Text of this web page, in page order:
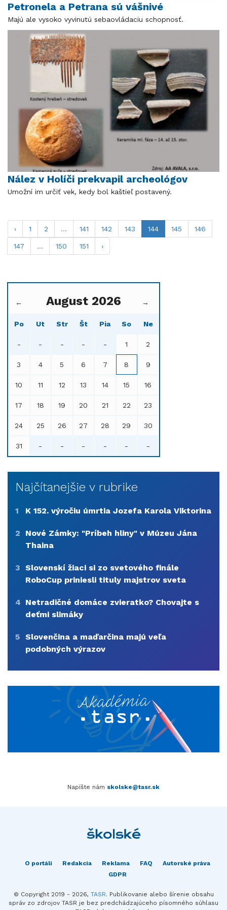
Petronela a Petrana sú vášnivé
Majú ale vysoko vyvinutú sebaovládaciu schopnosť.
Nález v Holíči prekvapil archeológov
Umožní im určiť vek, kedy bol kaštieľ postavený.
‹ 1 2 ... 141 142 143 144 145 146
147 ... 150 151 ›
← August 2026 →
Po Ut Str Št Pia So Ne
- - - - - 1 2
3 4 5 6 7 8 9
10 11 12 13 14 15 16
17 18 19 20 21 22 23
24 25 26 27 28 29 30
31 - - - - - -
Najčítanejšie v rubrike
1 K 152. výročiu úmrtia Jozefa Karola Viktorina
2
Nové Zámky: "Príbeh hliny" v Múzeu Jána
Thaina
3 Slovenskí žiaci si zo svetového finále
RoboCup priniesli tituly majstrov sveta
4 Netradičné domáce zvieratko? Chovajte s
deťmi slimáky
5 Slovenčina a maďarčina majú veľa
podobných výrazov
Napíšte nám skolske@tasr.sk
O portáli Redakcia Reklama FAQ
Autorské práva
GDPR
© Copyright 2019 - 2026, TASR. Publikovanie alebo šírenie obsahu
správ zo zdrojov TASR je bez predchádzajúceho písomného súhlasu